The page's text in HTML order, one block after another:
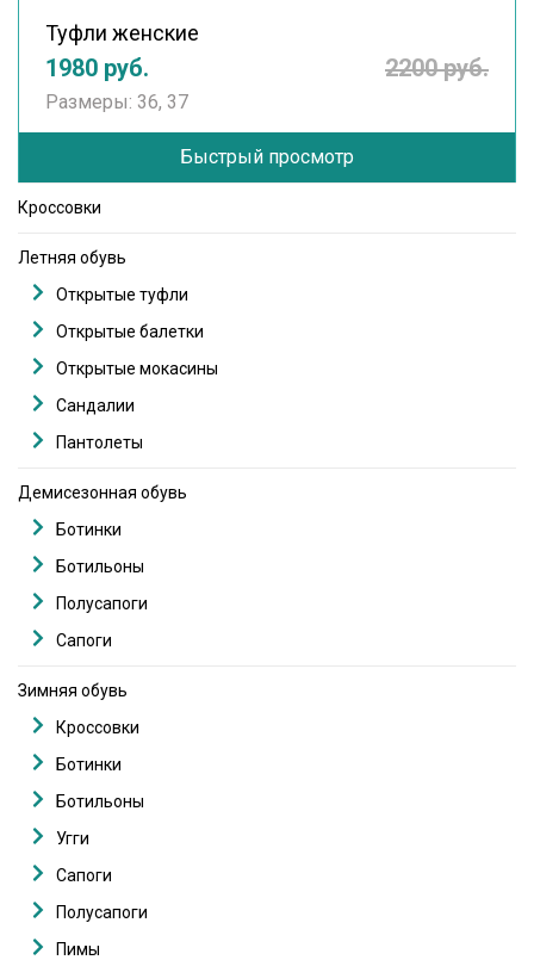
Туфли женские
1980 руб. 2200 руб.
Размеры: 36, 37
Быстрый просмотр
Кроссовки
Летняя обувь
Открытые туфли
Открытые балетки
Открытые мокасины
Сандалии
Пантолеты
Демисезонная обувь
Ботинки
Ботильоны
Полусапоги
Сапоги
Зимняя обувь
Кроссовки
Ботинки
Ботильоны
Угги
Сапоги
Полусапоги
Пимы